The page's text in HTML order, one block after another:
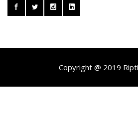
Copyright @ 2019